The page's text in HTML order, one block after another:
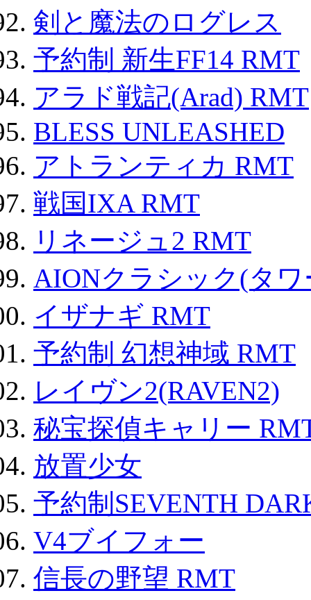
剣と魔法のログレス
予約制 新生FF14 RMT
アラド戦記(Arad) RMT
BLESS UNLEASHED
アトランティカ RMT
戦国IXA RMT
リネージュ2 RMT
AIONクラシック(タ
イザナギ RMT
予約制 幻想神域 RMT
レイヴン2(RAVEN2)
秘宝探偵キャリー
放置少女
予約制SEVENTH
V4ブイフォー
信長の野望 RMT